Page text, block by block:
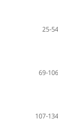
25-54
69-106
107-134